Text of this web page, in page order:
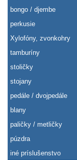
bongo / djembe
perkusie
Xylofóny, zvonkohry
tamburíny
stoličky
stojany
pedále / dvojpedále
blany
paličky / metličky
púzdra
iné príslušenstvo